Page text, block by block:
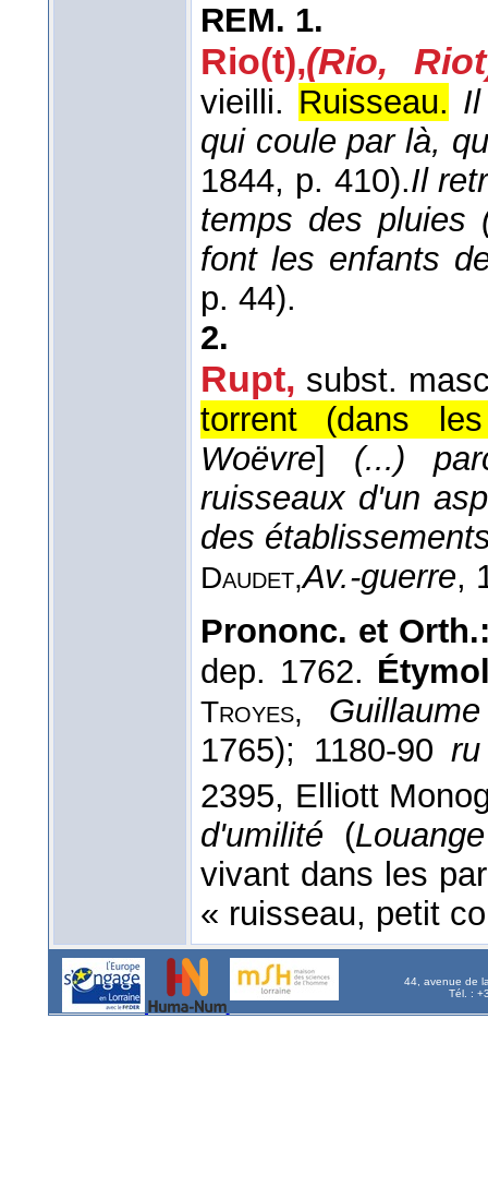
REM. 1.
Rio(t),(Rio,
vieilli. Ruisseau.
qui coule par là,
1844, p. 410).Il
temps des pluies
font les enfants
p. 44).
2.
Rupt, subst.
torrent (dans
Woëvre] (...)
ruisseaux d'un
des
Daudet,Av.-guerre,
Prononc. et
dep. 1762.
Troyes,
1765); 1180-90ru
2395, Elliott
d'umilité (
vivant dans les
« ruisseau, petit
44, avenue de
Tél. :